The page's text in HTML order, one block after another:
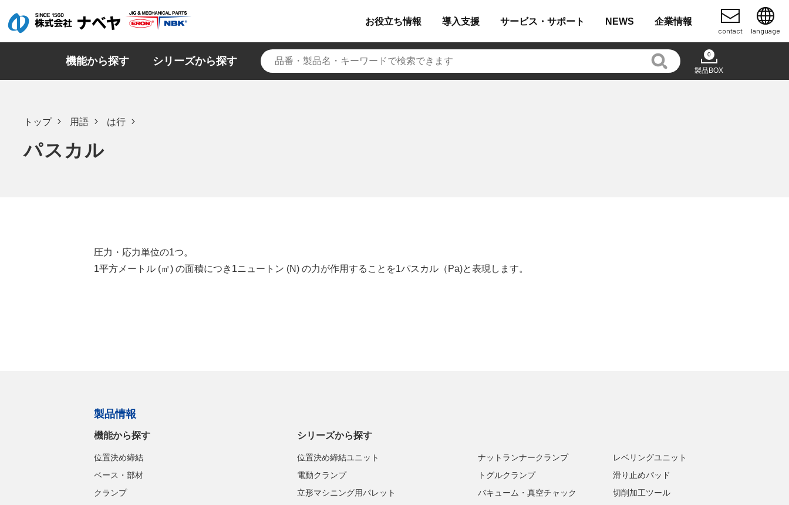
お役立ち情報 導入支援 サービス・ サポート NEWS 企業情報
contact language
機能から探す シリーズから探す
0
製品BOX
トップ 用語 は行
パスカル
圧力・応力単位の1つ。
1平方メートル (㎡) の面積につき1ニュートン (N) の力が作用することを1パスカル（Pa)と表現します。
製品情報
機能から探す
位置決め締結
ベース・部材
クランプ
シリーズから探す
位置決め締結ユニット
電動クランプ
立形マシニング用パレット
ナットランナークランプ
トグルクランプ
バキューム・真空チャック
レベリングユニット
滑り止めパッド
切削加工ツール